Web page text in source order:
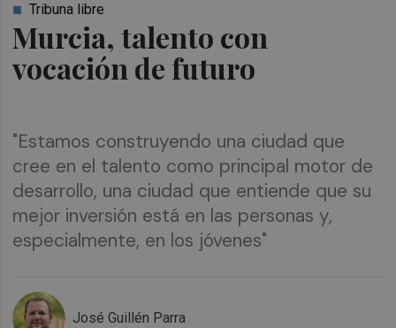
Murcia, talento con
vocación de futuro
Tribuna libre
"Estamos construyendo una ciudad que
cree en el talento como principal motor de
desarrollo, una ciudad que entiende que su
mejor inversión está en las personas y,
especialmente, en los jóvenes"
José Guillén Parra